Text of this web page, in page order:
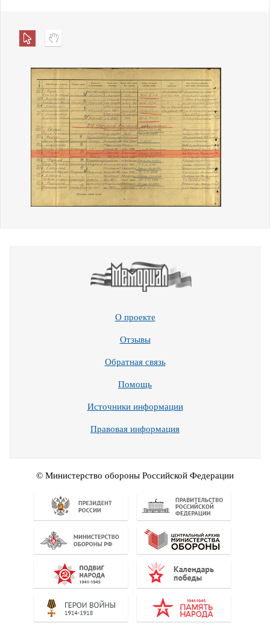
О проекте
Отзывы
Обратная связь
Помощь
Источники информации
Правовая информация
© Министерство обороны Российской Федерации